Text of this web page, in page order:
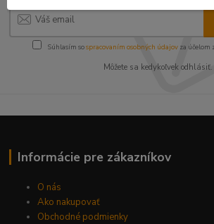
Súhlasím sospracovaním osobných údajov za účelom
Môžete sa kedykoľvek odhlásiť.
Informácie pre zákazníkov
O nás
Ako nakupovať
Obchodné podmienky